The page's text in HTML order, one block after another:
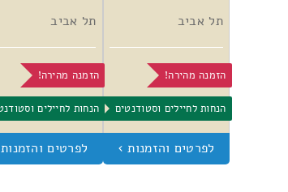
תל אביב
הזמנה מהירה!
הנחות לחיילים וסטודנטים
תל אביב
הזמנה מהירה!
הנחות לחיילים